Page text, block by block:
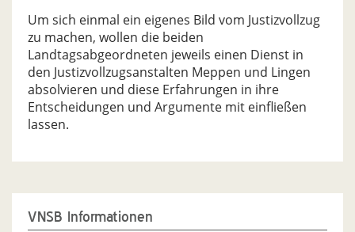
Um sich einmal ein eigenes Bild vom Justizvollzug
zu machen, wollen die beiden
Landtagsabgeordneten jeweils einen Dienst in
den Justizvollzugsanstalten Meppen und Lingen
absolvieren und diese Erfahrungen in ihre
Entscheidungen und Argumente mit einfließen
lassen.
VNSB Informationen